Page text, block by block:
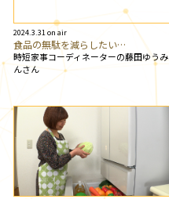
2024.3.31 on air
食品の無駄を減らしたい…
時短家事コーディネーターの藤田ゆうみ
んさん